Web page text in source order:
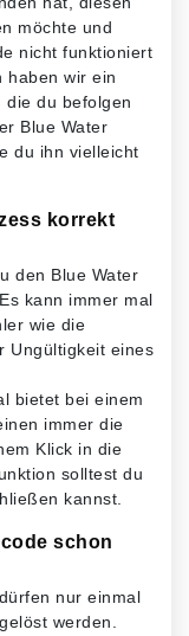
möchte und
nicht funktioniert
haben wir ein
die du befolgen
Blue Water
du ihn vielleicht
korrekt
den Blue Water
kann immer mal
wie die
Ungültigkeit eines
bietet bei einem
immer die
Klick in die
solltest du
kannst.
schon
nur einmal
werden.